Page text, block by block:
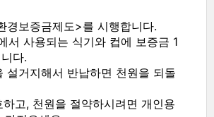
경보증금제도>를 시행합니다.
서 사용되는 식기와 컵에 보증금 1
다.
설거지해서 반납하면 천원을 되돌
고, 천원을 절약하시려면 개인용